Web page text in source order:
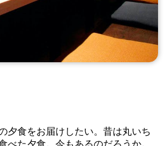
夕食をお届けしたい。昔は丸いち
べた夕食。今もあるのだろうか。